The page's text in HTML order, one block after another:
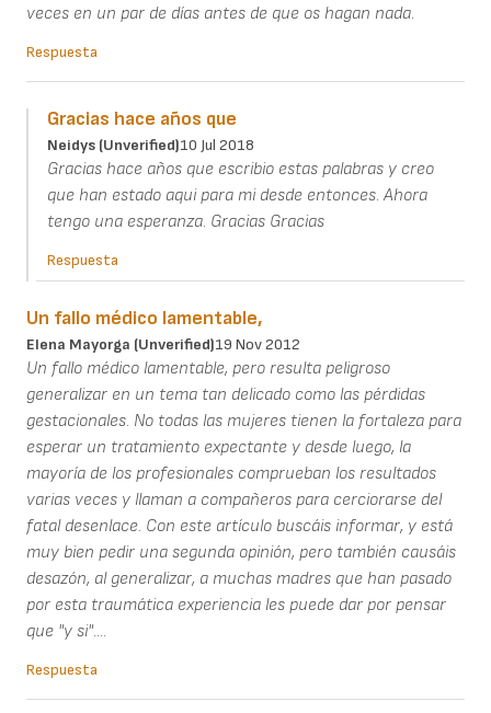
veces en un par de días antes de que os hagan nada.
Respuesta
Gracias hace años que
Neidys (unverified)10 Jul 2018
Gracias hace años que escribio estas palabras y creo
que han estado aqui para mi desde entonces. Ahora
tengo una esperanza. Gracias Gracias
Respuesta
Un fallo médico lamentable,
Elena Mayorga (unverified)19 Nov 2012
Un fallo médico lamentable, pero resulta peligroso
generalizar en un tema tan delicado como las pérdidas
gestacionales. No todas las mujeres tienen la fortaleza para
esperar un tratamiento expectante y desde luego, la
mayoría de los profesionales comprueban los resultados
varias veces y llaman a compañeros para cerciorarse del
fatal desenlace. Con este artículo buscáis informar, y está
muy bien pedir una segunda opinión, pero también causáis
desazón, al generalizar, a muchas madres que han pasado
por esta traumática experiencia les puede dar por pensar
que "y si"....
Respuesta